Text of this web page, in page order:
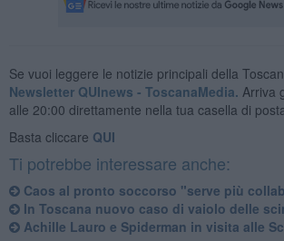
Se vuoi leggere le notizie principali della
Newsletter QUInews - ToscanaMedia. Arriva
alle 20:00 direttamente nella tua casella di
Basta cliccare QUI
Ti potrebbe interessare anche:
Caos al pronto soccorso "serve più
In Toscana nuovo caso di vaiolo delle
Achille Lauro e Spiderman in visita alle